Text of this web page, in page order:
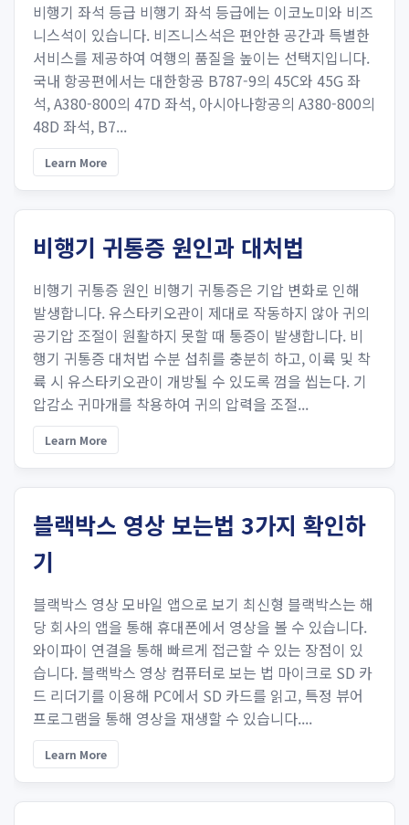
비행기 좌석 등급 비행기 좌석 등급에는 이코노미와 비즈
니스석이 있습니다. 비즈니스석은 편안한 공간과 특별한
서비스를 제공하여 여행의 품질을 높이는 선택지입니다.
국내 항공편에서는 대한항공 B787-9의 45C와 45G 좌
석, A380-800의 47D 좌석, 아시아나항공의 A380-800의
48D 좌석, B7...
Learn More
비행기 귀통증 원인과 대처법
비행기 귀통증 원인 비행기 귀통증은 기압 변화로 인해
발생합니다. 유스타키오관이 제대로 작동하지 않아 귀의
공기압 조절이 원활하지 못할 때 통증이 발생합니다. 비
행기 귀통증 대처법 수분 섭취를 충분히 하고, 이륙 및 착
륙 시 유스타키오관이 개방될 수 있도록 껌을 씹는다. 기
압감소 귀마개를 착용하여 귀의 압력을 조절...
Learn More
블랙박스 영상 보는법 3가지 확인하
기
블랙박스 영상 모바일 앱으로 보기 최신형 블랙박스는 해
당 회사의 앱을 통해 휴대폰에서 영상을 볼 수 있습니다.
와이파이 연결을 통해 빠르게 접근할 수 있는 장점이 있
습니다. 블랙박스 영상 컴퓨터로 보는 법 마이크로 SD 카
드 리더기를 이용해 PC에서 SD 카드를 읽고, 특정 뷰어
프로그램을 통해 영상을 재생할 수 있습니다....
Learn More